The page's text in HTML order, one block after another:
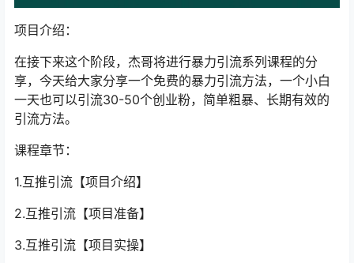
项目介绍：
在接下来这个阶段，杰哥将进行暴力引流系列课程的分
享，今天给大家分享一个免费的暴力引流方法，一个小白
一天也可以引流30-50个创业粉，简单粗暴、长期有效的
引流方法。
课程章节：
1.互推引流【项目介绍】
2.互推引流【项目准备】
3.互推引流【项目实操】